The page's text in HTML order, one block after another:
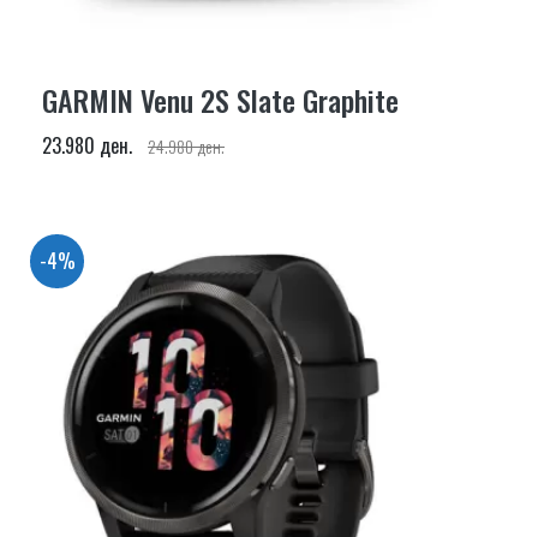
GARMIN Venu 2S Slate Graphite
23.980 ден. 24.980 ден.
-4%